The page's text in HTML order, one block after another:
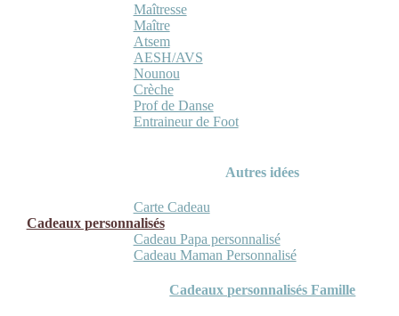
Maîtresse
Maître
Atsem
AESH/AVS
Nounou
Crèche
Prof de Danse
Entraineur de Foot
Autres idées
Carte Cadeau
Cadeaux personnalisés
Cadeau Papa personnalisé
Cadeau Maman Personnalisé
Cadeaux personnalisés Famille